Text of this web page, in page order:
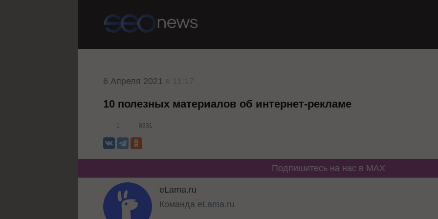
6 Апреля 2021
10 полезных материалов об интернет-рекламе
1 8331
Подпишитесь на нас в MAX
eLama.ru
Команда eLama.ru